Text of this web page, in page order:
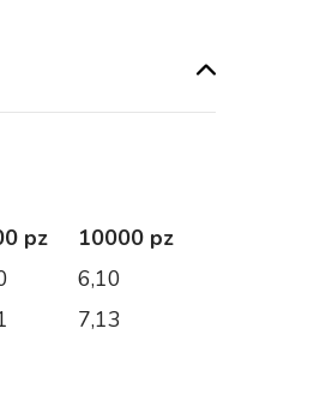
pz
10000 pz
6,10
7,13